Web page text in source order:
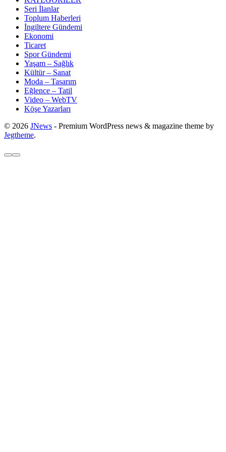
Seri İlanlar
Toplum Haberleri
İngiltere Gündemi
Ekonomi
Ticaret
Spor Gündemi
Yaşam – Sağlık
Kültür – Sanat
Moda – Tasarım
Eğlence – Tatil
Video – WebTV
Köşe Yazarları
© 2026 JNews - Premium WordPress news & magazine theme by
Jegtheme.